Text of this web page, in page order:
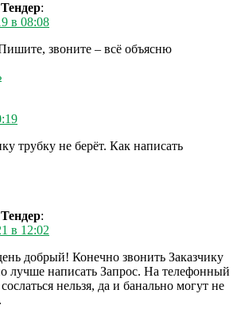
:
в 08:08
звоните – всё объясню
трубку не берёт. Как написать
:
в 12:02
добрый! Конечно звонить Заказчику
лучше написать Запрос. На телефонный
нельзя, да и банально могут не